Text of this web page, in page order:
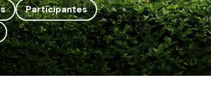
Participantes